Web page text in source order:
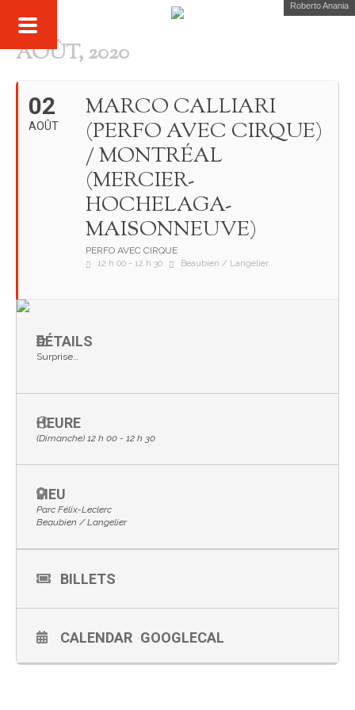
Roberto Anania
AOÛT, 2020
02
AOÛT
MARCO CALLIARI
(PERFO AVEC CIRQUE)
/ MONTRÉAL
(MERCIER-
HOCHELAGA-
MAISONNEUVE)
PERFO AVEC CIRQUE
12 h 00 - 12 h 30 Beaubien / Langelier
DÉTAILS
Surprise…
HEURE
(Dimanche) 12 h 00 - 12 h 30
LIEU
Parc Félix-Leclerc
Beaubien / Langelier
BILLETS
CALENDAR GOOGLECAL